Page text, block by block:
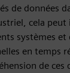
de données
cela
systèmes
en temps
de